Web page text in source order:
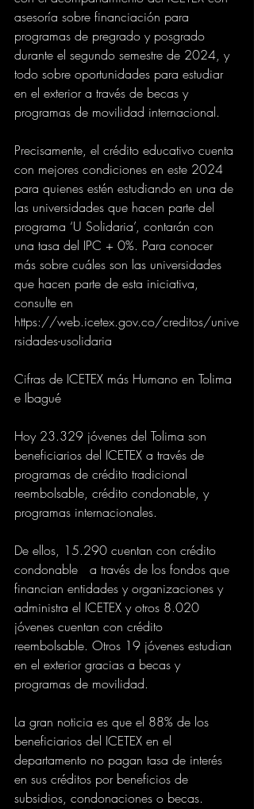
asesoría sobre financiación para
programas de pregrado y posgrado
durante el segundo semestre de 2024, y
todo sobre oportunidades para estudiar
en el exterior a través de becas y
programas de movilidad internacional.
Precisamente, el crédito educativo cuenta
con mejores condiciones en este 2024
para quienes estén estudiando en una de
las universidades que hacen parte del
programa ‘U Solidaria’, contarán con
una tasa del IPC + 0%. Para conocer
más sobre cuáles son las universidades
que hacen parte de esta iniciativa,
consulte en
https://web.icetex.gov.co/creditos/unive
rsidades-usolidaria
Cifras de ICETEX más Humano en Tolima
e Ibagué
Hoy 23.329 jóvenes del Tolima son
beneficiarios del ICETEX a través de
programas de crédito tradicional
reembolsable, crédito condonable, y
programas internacionales.
De ellos, 15.290 cuentan con crédito
condonable   a través de los fondos que
financian entidades y organizaciones y
administra el ICETEX y otros 8.020
jóvenes cuentan con crédito
reembolsable. Otros 19 jóvenes estudian
en el exterior gracias a becas y
programas de movilidad.
La gran noticia es que el 88% de los
beneficiarios del ICETEX en el
departamento no pagan tasa de interés
en sus créditos por beneficios de
subsidios, condonaciones o becas.